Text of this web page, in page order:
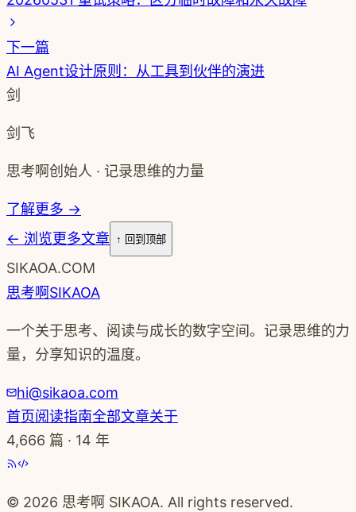
下一篇
AI Agent设计原则：从工具到伙伴的演进
剑
剑飞
思考啊创始人 · 记录思维的力量
了解更多 →
← 浏览更多文章 ↑ 回到顶部
SIKAOA.COM
思考啊SIKAOA
一个关于思考、阅读与成长的数字空间。记录思维的力
量，分享知识的温度。
hi@sikaoa.com
首页阅读指南全部文章关于
4,666 篇 · 14 年
© 2026 思考啊 SIKAOA. All rights reserved.